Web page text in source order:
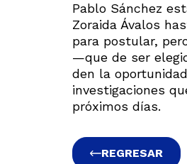
Pablo Sánchez
Zoraida Ávalos
para postular,
—que de ser
den la
investigaciones
próximos días.
REGRESAR